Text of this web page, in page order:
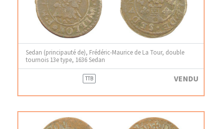
Sedan (principauté de), Frédéric-Maurice de La Tour, double
tournois 13e type, 1636 Sedan
TTB VENDU